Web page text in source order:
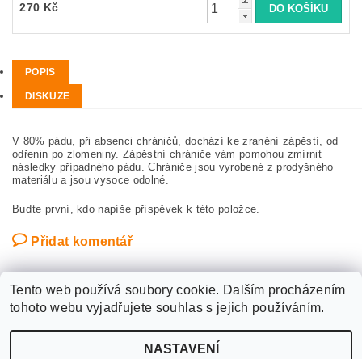
270 Kč
POPIS
DISKUZE
V 80% pádu, při absenci chráničů, dochází ke zranění zápěstí, od
odřenin po zlomeniny. Zápěstní chrániče vám pomohou zmírnit
následky případného pádu. Chrániče jsou vyrobené z prodyšného
materiálu a jsou vysoce odolné.
Buďte první, kdo napíše příspěvek k této položce.
Přidat komentář
WANTED SPORT PARDUBICE , všechna práva vyhrazena
Tento web používá soubory cookie. Dalším procházením
tohoto webu vyjadřujete souhlas s jejich používáním.
NASTAVENÍ